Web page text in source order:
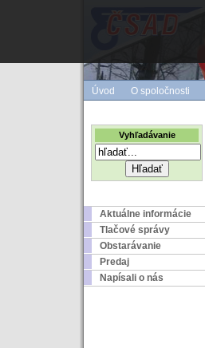
Úvod O spoločnosti
Vyhľadávanie
Aktuálne informácie
Tlačové správy
Obstarávanie
Predaj
Napísali o nás